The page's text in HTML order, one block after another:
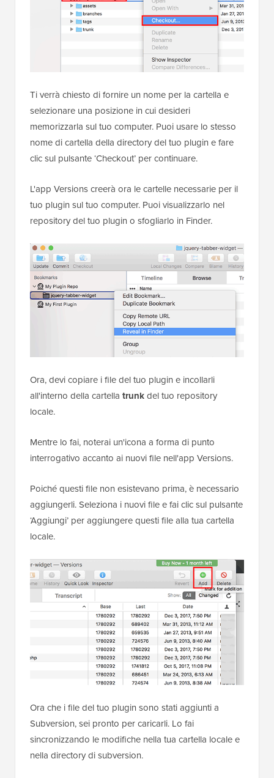
Ti verrà chiesto di fornire un nome per la cartella e
selezionare una posizione in cui desideri
memorizzarla sul tuo computer. Puoi usare lo stesso
nome di cartella della directory del tuo plugin e fare
clic sul pulsante ‘Checkout’ per continuare.
L'app Versions creerà ora le cartelle necessarie per il
tuo plugin sul tuo computer. Puoi visualizzarlo nel
repository del tuo plugin o sfogliarlo in Finder.
Ora, devi copiare i file del tuo plugin e incollarli
all'interno della cartella trunkdel tuo repository
locale.
Mentre lo fai, noterai un'icona a forma di punto
interrogativo accanto ai nuovi file nell'app Versions.
Poiché questi file non esistevano prima, è necessario
aggiungerli. Seleziona i nuovi file e fai clic sul pulsante
‘Aggiungi’ per aggiungere questi file alla tua cartella
locale.
Ora che i file del tuo plugin sono stati aggiunti a
Subversion, sei pronto per caricarli. Lo fai
sincronizzando le modifiche nella tua cartella locale e
nella directory di subversion.